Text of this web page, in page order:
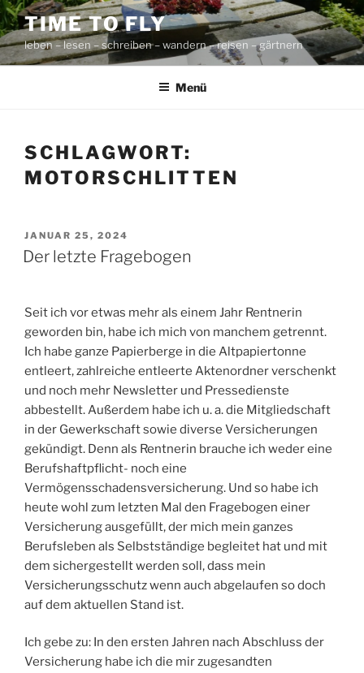
Zum
Inhalt
springen
TIME TO FLY
leben – lesen – schreiben – wandern – reisen – gärtnern
Menü
SCHLAGWORT:
MOTORSCHLITTEN
VERÖFFENTLICHT
AM
JANUAR 25, 2024
Der letzte Fragebogen
Seit ich vor etwas mehr als einem Jahr Rentnerin
geworden bin, habe ich mich von manchem getrennt.
Ich habe ganze Papierberge in die Altpapiertonne
entleert, zahlreiche entleerte Aktenordner verschenkt
und noch mehr Newsletter und Pressedienste
abbestellt. Außerdem habe ich u. a. die Mitgliedschaft
in der Gewerkschaft sowie diverse Versicherungen
gekündigt. Denn als Rentnerin brauche ich weder eine
Berufshaftpflicht- noch eine
Vermögensschadensversicherung. Und so habe ich
heute wohl zum letzten Mal den Fragebogen einer
Versicherung ausgefüllt, der mich mein ganzes
Berufsleben als Selbstständige begleitet hat und mit
dem sichergestellt werden soll, dass mein
Versicherungsschutz wenn auch abgelaufen so doch
auf dem aktuellen Stand ist.
Ich gebe zu: In den ersten Jahren nach Abschluss der
Versicherung habe ich die mir zugesandten